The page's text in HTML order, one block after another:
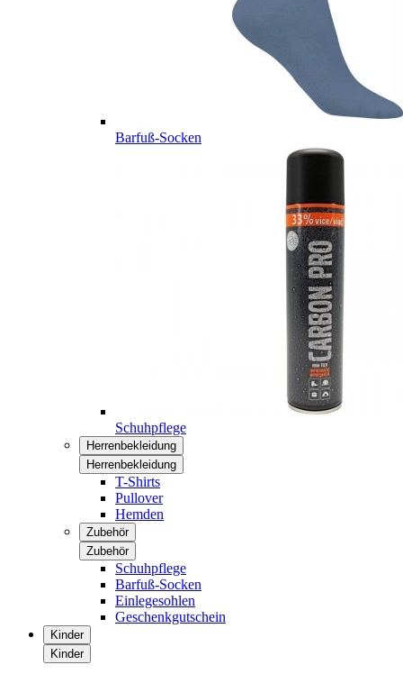
Barfuß-Socken
Schuhpflege
Herrenbekleidung
Herrenbekleidung
T-Shirts
Pullover
Hemden
Zubehör
Zubehör
Schuhpflege
Barfuß-Socken
Einlegesohlen
Geschenkgutschein
Kinder
Kinder